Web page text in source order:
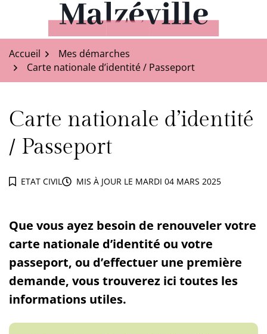
contenu
Malzéville
Accueil
Mes démarches
Carte nationale d’identité / Passeport
Carte nationale d’identité
/ Passeport
ETAT CIVIL MIS À JOUR LE MARDI 04 MARS 2025
Que vous ayez besoin de renouveler votre
carte nationale d’identité ou votre
passeport, ou d’effectuer une première
demande, vous trouverez ici toutes les
informations utiles.